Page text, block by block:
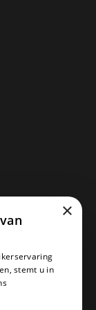
×
stemt u in